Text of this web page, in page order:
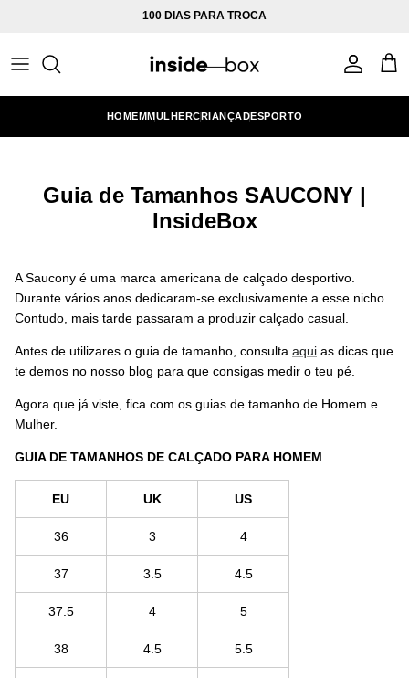
100 DIAS PARA TROCA
Conta
HOMEMMULHERCRIANÇADESPORTO
Guia de Tamanhos SAUCONY |
InsideBox
A Saucony é uma marca americana de calçado desportivo.
Durante vários anos dedicaram-se exclusivamente a esse nicho.
Contudo, mais tarde passaram a produzir calçado casual.
Antes de utilizares o guia de tamanho, consulta aqui as dicas que
te demos no nosso blog para que consigas medir o teu pé.
Agora que já viste, fica com os guias de tamanho de Homem e
Mulher.
GUIA DE TAMANHOS DE CALÇADO PARA HOMEM
EU UK US
36 3 4
37 3.5 4.5
37.5 4 5
38 4.5 5.5